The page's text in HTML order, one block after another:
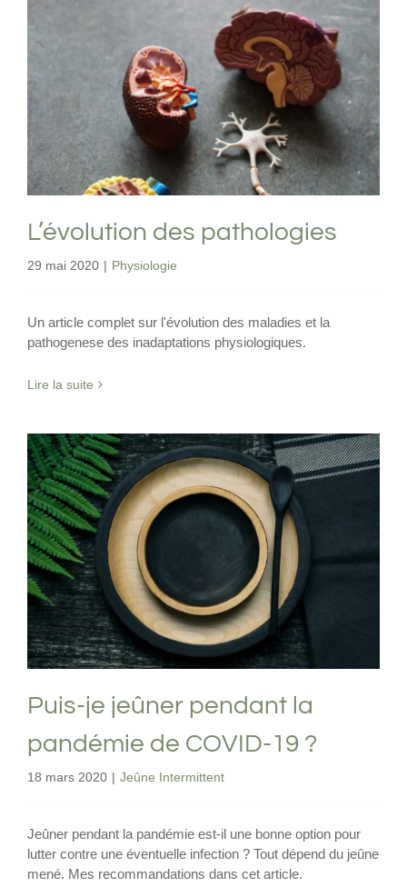
L’évolution des pathologies
Physiologie
L’évolution des pathologies
29 mai 2020 | Physiologie
Un article complet sur l'évolution des maladies et la
pathogenese des inadaptations physiologiques.
Lire la suite
Puis-je jeûner pendant la pandémie de
COVID-19 ?
Jeûne Intermittent
Puis-je jeûner pendant la
pandémie de COVID-19 ?
18 mars 2020 | Jeûne Intermittent
Jeûner pendant la pandémie est-il une bonne option pour
lutter contre une éventuelle infection ? Tout dépend du jeûne
mené. Mes recommandations dans cet article.